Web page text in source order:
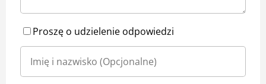
Proszę o udzielenie odpowiedzi